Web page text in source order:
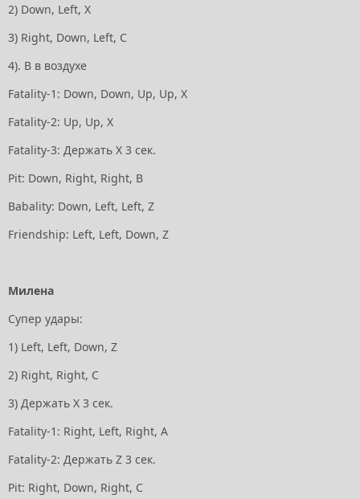
2) Down, Left, Х
3) Right, Down, Left, С
4). В в воздухе
Fatality-1: Down, Down, Up, Up, X
Fatality-2: Up, Up, X
Fatality-3: Держать X 3 сек.
Pit: Down, Right, Right, В
Babality: Down, Left, Left, Z
Friendship: Left, Left, Down, Z
Милена
Супер удары:
1) Left, Left, Down, Z
2) Right, Right, С
3) Держать X 3 сек.
Fatality-1: Right, Left, Right, А
Fatality-2: Держать Z 3 сек.
Pit: Right, Down, Right, С